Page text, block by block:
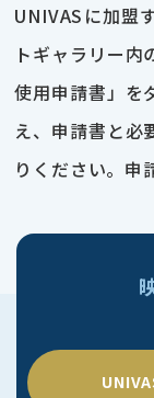
UNIVASに加盟
トギャラリー
使用申請書」を
え、申請書と必
りください。申